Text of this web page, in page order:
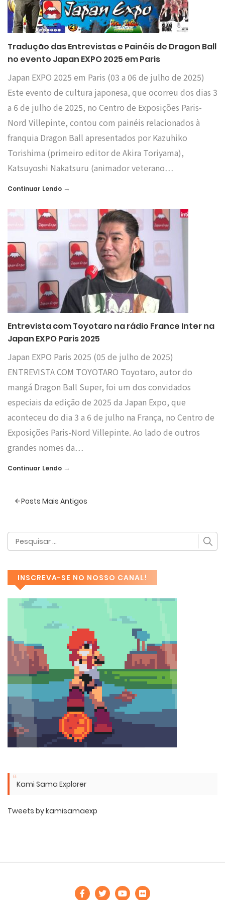
Tradução das Entrevistas e Painéis de Dragon Ball
no evento Japan EXPO 2025 em Paris
Japan EXPO 2025 em Paris (03 a 06 de julho de 2025)
Este evento de cultura japonesa, que ocorreu dos dias 3
a 6 de julho de 2025, no Centro de Exposições Paris-
Nord Villepinte, contou com painéis relacionados à
franquia Dragon Ball apresentados por Kazuhiko
Torishima (primeiro editor de Akira Toriyama),
Katsuyoshi Nakatsuru (animador veterano…
Continuar Lendo →
Entrevista com Toyotaro na rádio France Inter na
Japan EXPO Paris 2025
Japan EXPO Paris 2025 (05 de julho de 2025)
ENTREVISTA COM TOYOTARO Toyotaro, autor do
mangá Dragon Ball Super, foi um dos convidados
especiais da edição de 2025 da Japan Expo, que
aconteceu do dia 3 a 6 de julho na França, no Centro de
Exposições Paris-Nord Villepinte. Ao lado de outros
grandes nomes da…
Continuar Lendo →
Posts Mais Antigos
INSCREVA-SE NO NOSSO CANAL!
Kami Sama Explorer
Tweets by kamisamaexp